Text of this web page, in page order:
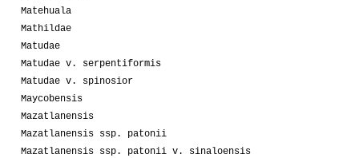
Matehuala
Mathildae
Matudae
Matudae v. serpentiformis
Matudae v. spinosior
Maycobensis
Mazatlanensis
Mazatlanensis ssp. patonii
Mazatlanensis ssp. patonii v. sinaloensis